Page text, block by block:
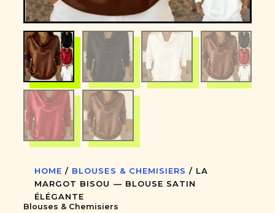
HOME / BLOUSES & CHEMISIERS / LA
MARGOT BISOU — BLOUSE SATIN
ÉLÉGANTE
Blouses & Chemisiers